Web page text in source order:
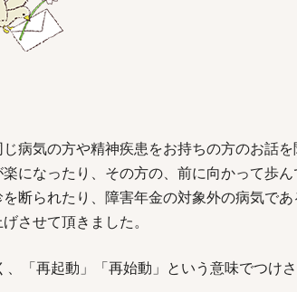
病気の方や精神疾患をお持ちの方のお話
になったり、その方の、前に向かって歩
断られたり、障害年金の対象外の病気で
させて頂きました。
「再起動」「再始動」という意味でつけさ